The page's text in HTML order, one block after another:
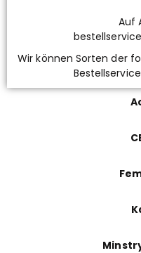
Auf
Wir können Sorten der